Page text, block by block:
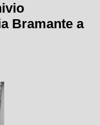
Bramante a